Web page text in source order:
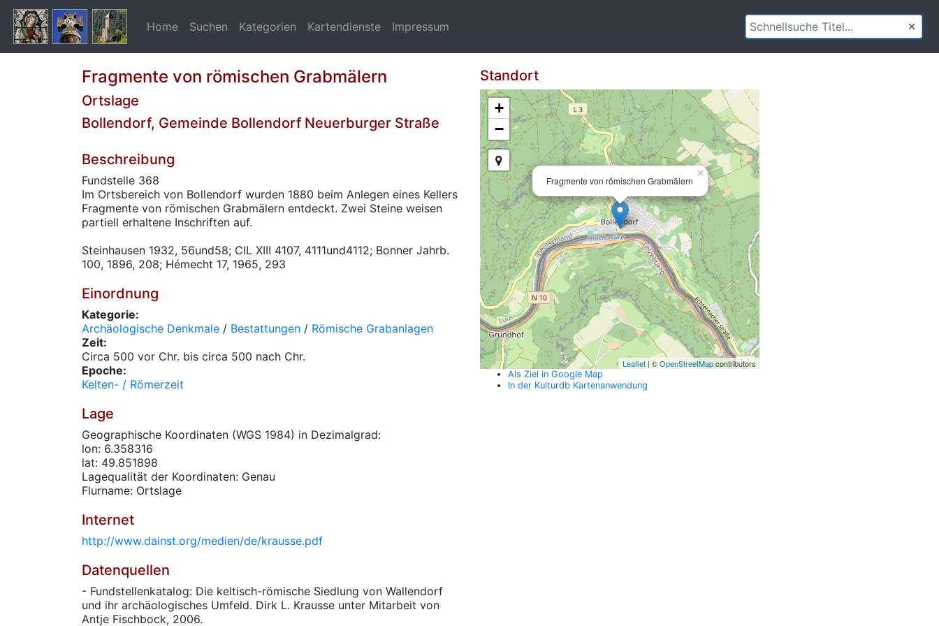
Home Suchen Kategorien Kartendienste Impressum
Fragmente von römischen Grabmälern
Ortslage
Bollendorf, Gemeinde Bollendorf Neuerburger Straße
Beschreibung
Fundstelle 368
Im Ortsbereich von Bollendorf wurden 1880 beim Anlegen eines Kellers
Fragmente von römischen Grabmälern entdeckt. Zwei Steine weisen
partiell erhaltene Inschriften auf.
Steinhausen 1932, 56und58; CIL XIII 4107, 4111und4112; Bonner Jahrb.
100, 1896, 208; Hémecht 17, 1965, 293
Einordnung
Kategorie:
Archäologische Denkmale / Bestattungen / Römische Grabanlagen
Zeit:
Circa 500 vor Chr. bis circa 500 nach Chr.
Epoche:
Kelten- / Römerzeit
Lage
Geographische Koordinaten (WGS 1984) in Dezimalgrad:
lon: 6.358316
lat: 49.851898
Lagequalität der Koordinaten: Genau
Flurname: Ortslage
Internet
http://www.dainst.org/medien/de/krausse.pdf
Datenquellen
- Fundstellenkatalog: Die keltisch-römische Siedlung von Wallendorf
und ihr archäologisches Umfeld. Dirk L. Krausse unter Mitarbeit von
Antje Fischbock, 2006.
Standort
Fragmente von römischen Grabmälern
×
+
−
Leaflet | ©OpenStreetMapcontributors
Als Ziel in Google Map
In der Kulturdb Kartenanwendung